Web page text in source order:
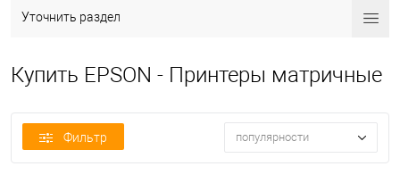
Уточнить раздел
Купить EPSON - Принтеры матричные
Фильтр популярности